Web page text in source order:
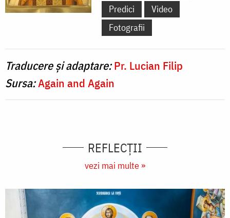
Predici
Video
Fotografii
Traducere și adaptare:Pr. Lucian Filip
Sursa:Again and Again
REFLECȚII
vezi mai multe »